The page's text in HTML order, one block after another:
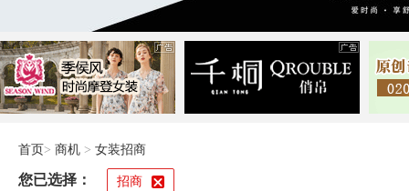
首页> 商机 > 女装招商
您已选择： 招商